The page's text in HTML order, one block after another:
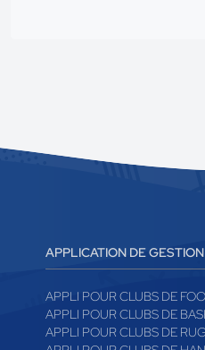
APPLICATION DE GESTION
APPLI POUR CLUBS DE